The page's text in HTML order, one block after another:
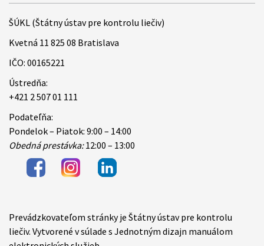
ŠÚKL (Štátny ústav pre kontrolu liečiv)
Kvetná 11 825 08 Bratislava
IČO: 00165221
Ústredňa:
+421 2 507 01 111
Podateľňa:
Pondelok – Piatok: 9:00 – 14:00
Obedná prestávka:12:00 – 13:00
Items
Prevádzkovateľom stránky je Štátny ústav pre kontrolu
liečiv. Vytvorené v súlade s Jednotným dizajn manuálom